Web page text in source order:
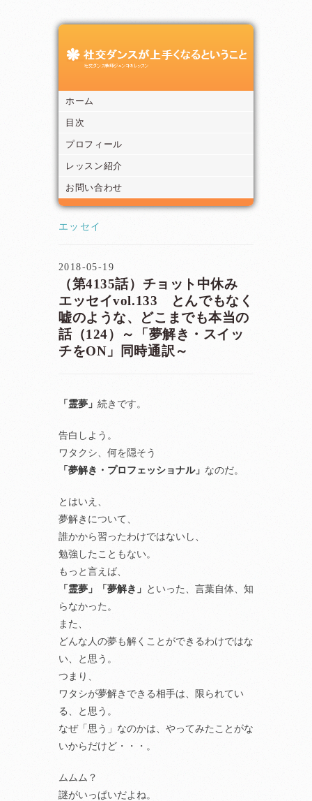
ホーム
目次
プロフィール
レッスン紹介
お問い合わせ
エッセイ
2018-05-19
（第4135話）チョット中休み
エッセイvol.133 とんでもなく
嘘のような、どこまでも本当の
話（124）～「夢解き・スイッ
チをON」同時通訳～
「霊夢」 続きです。
告白しよう。
ワタクシ、何を隠そう
「夢解き・プロフェッショナル」 なのだ。
とはいえ、
夢解きについて、
誰かから習ったわけではないし、
勉強したこともない。
もっと言えば、
「霊夢」「夢解き」 といった、言葉自体、知
らなかった。
また、
どんな人の夢も解くことができるわけではな
い、と思う。
つまり、
ワタシが夢解きできる相手は、限られてい
る、と思う。
なぜ「思う」なのかは、やってみたことがな
いからだけど・・・。
ムムム？
謎がいっぱいだよね。